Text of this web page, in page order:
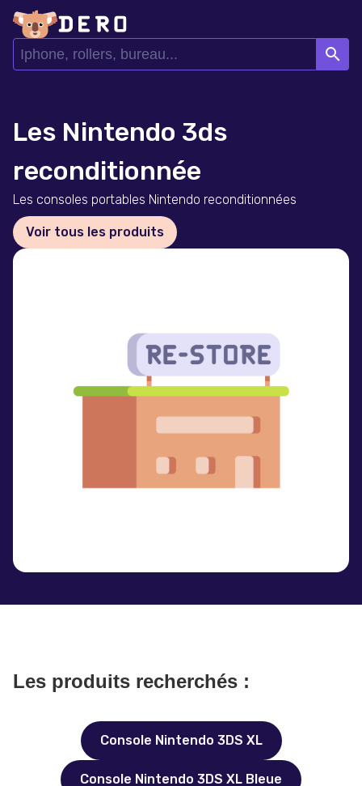
search
Les Nintendo 3ds
reconditionnée
Les consoles portables Nintendo reconditionnées
Voir tous les produits
Les produits recherchés :
Console Nintendo 3DS XL
Console Nintendo 3DS XL Bleue